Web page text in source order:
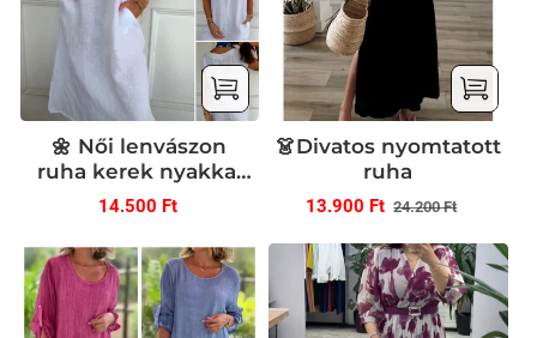
🌼 Női lenvászon
ruha kerek nyakkal
és rövid ujjakkal
Normál
14.500 Ft
👗Divatos nyomtatott
ruha
13.900 Ft Normál
24.200 Ft